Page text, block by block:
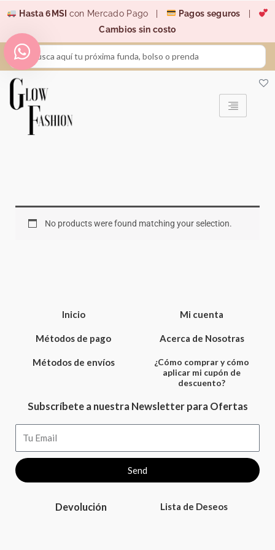
contenido
Hasta 6MSI con Mercado Pago | Pagos seguros
Cambios sin costo
Search
...
No products were found matching your selection.
Inicio
Métodos de pago
Métodos de envíos
Mi cuenta
Acerca de Nosotras
¿Cómo comprar y cómo
aplicar mi cupón de
descuento?
Subscríbete a nuestra Newsletter para Ofertas
Send
Devolución Lista de Deseos